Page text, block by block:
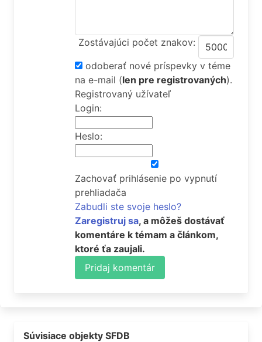
Zostávajúci počet znakov:
odoberať nové príspevky v téme
na e-mail (len pre registrovaných).
Registrovaný užívateľ
Login:
Heslo:
Zachovať prihlásenie po vypnutí
prehliadača
Zabudli ste svoje heslo?
Zaregistruj sa, a môžeš dostávať
komentáre k témam a článkom,
ktoré ťa zaujali.
Pridaj komentár
Súvisiace objekty SFDB